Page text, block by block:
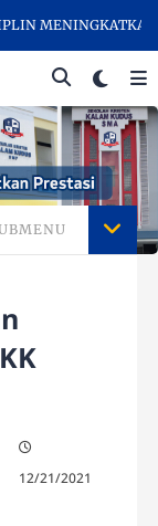
MENINGKATKAN
12/21/2021